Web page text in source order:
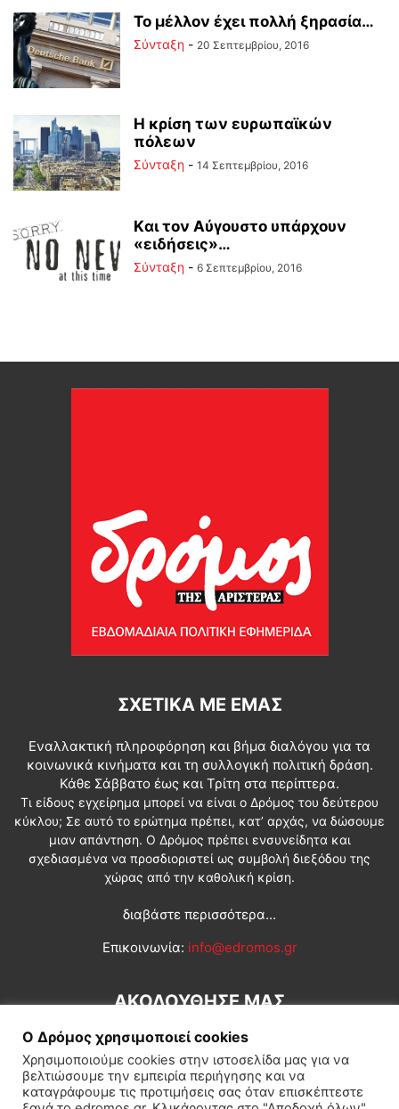
To μέλλον έχει πολλή ξηρασία…
Σύνταξη - 20 Σεπτεμβρίου, 2016
H κρίση των ευρωπαϊκών
πόλεων
Σύνταξη - 14 Σεπτεμβρίου, 2016
Kαι τον Αύγουστο υπάρχουν
«ειδήσεις»…
Σύνταξη - 6 Σεπτεμβρίου, 2016
ΣΧΕΤΙΚΆ ΜΕ ΕΜΆΣ
Εναλλακτική πληροφόρηση και βήμα διαλόγου για τα
κοινωνικά κινήματα και τη συλλογική πολιτική δράση.
Κάθε Σάββατο έως και Τρίτη στα περίπτερα.
Τι είδους εγχείρημα μπορεί να είναι ο Δρόμος του δεύτερου
κύκλου; Σε αυτό το ερώτημα πρέπει, κατ’ αρχάς, να δώσουμε
μιαν απάντηση. Ο Δρόμος πρέπει ενσυνείδητα και
σχεδιασμένα να προσδιοριστεί ως συμβολή διεξόδου της
χώρας από την καθολική κρίση.
διαβάστε περισσότερα...
Επικοινωνία: info@edromos.gr
ΑΚΟΛΟΥΘΗΣΕ ΜΑΣ
Ο Δρόμος χρησιμοποιεί cookies
Χρησιμοποιούμε cookies στην ιστοσελίδα μας για να
βελτιώσουμε την εμπειρία περιήγησης και να
καταγράφουμε τις προτιμήσεις σας όταν επισκέπτεστε